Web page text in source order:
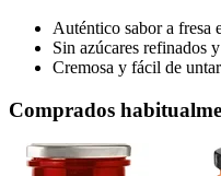
Auténtico sabor a fresa
Sin azúcares refinados
Cremosa y fácil de untar
Comprados